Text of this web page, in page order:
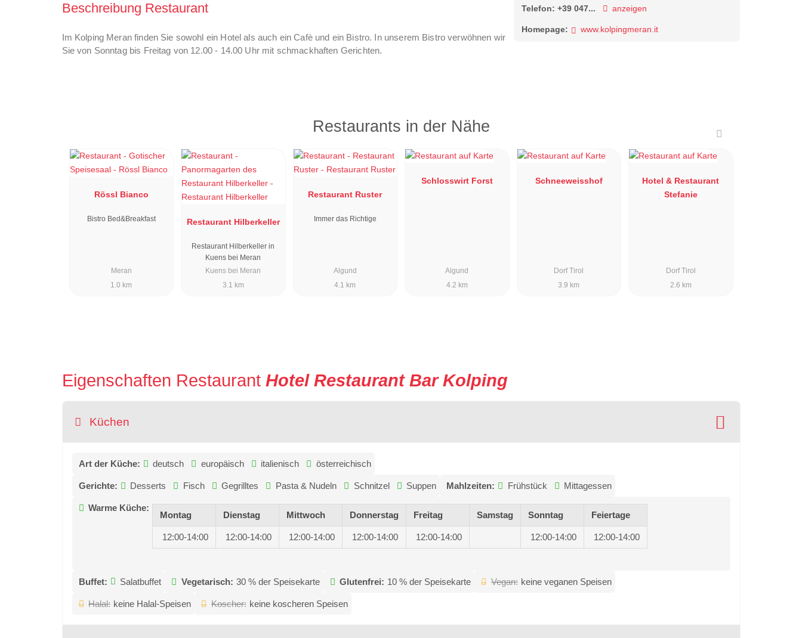
Beschreibung Restaurant
Im Kolping Meran finden Sie sowohl ein Hotel als auch ein Cafè und ein Bistro. In unserem Bistro verwöhnen wir
Sie von Sonntag bis Freitag von 12.00 - 14.00 Uhr mit schmackhaften Gerichten.
Telefon:+39 047... anzeigen
Homepage: www.kolpingmeran.it
Restaurants in der Nähe
Rössl Bianco
Bistro Bed&Breakfast
Meran
1.0 km
Restaurant Hilberkeller
Restaurant Hilberkeller in
Kuens bei Meran
Kuens bei Meran
3.1 km
Restaurant Ruster
Immer das Richtige
Algund
4.1 km
Schlosswirt Forst
Algund
4.2 km
Schneeweisshof
Dorf Tirol
3.9 km
Hotel & Restaurant
Stefanie
Dorf Tirol
2.6 km
Eigenschaften Restaurant Hotel Restaurant Bar Kolping
Küchen
Art der Küche: deutsch europäisch italienisch österreichisch
Gerichte: Desserts Fisch Gegrilltes Pasta & Nudeln Schnitzel Suppen Mahlzeiten: Frühstück Mittagessen
Warme Küche:
Montag Dienstag Mittwoch Donnerstag Freitag Samstag Sonntag Feiertage
12:00-14:00 12:00-14:00 12:00-14:00 12:00-14:00 12:00-14:00 12:00-14:00 12:00-14:00
Buffet: Salatbuffet Vegetarisch: 30 % der Speisekarte Glutenfrei: 10 % der Speisekarte Vegan: keine veganen Speisen
Halal: keine Halal-Speisen Koscher: keine koscheren Speisen